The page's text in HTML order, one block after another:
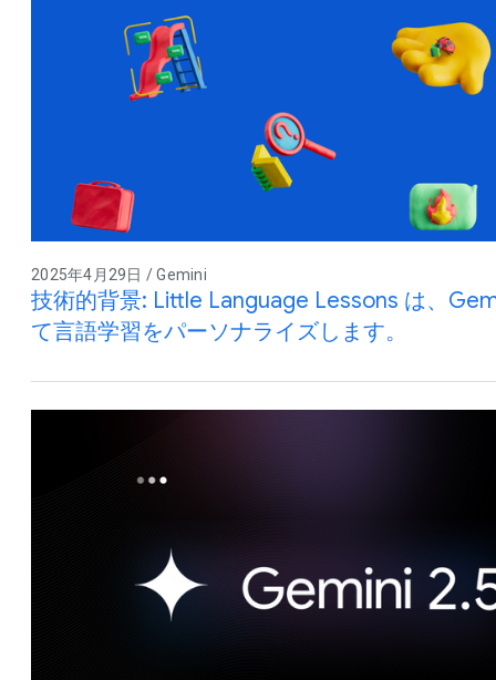
2025年4月29日 / Gemini
技術的背景: Little Language Lessons は、
て言語学習をパーソナライズします。